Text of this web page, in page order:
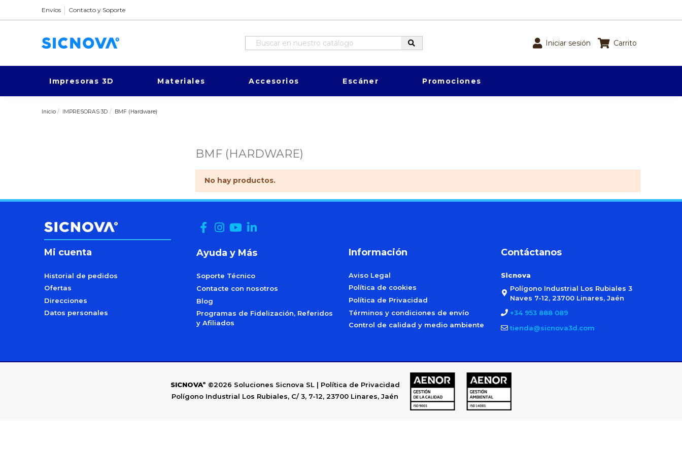
Envíos Contacto y Soporte
Iniciar sesión Carrito
Impresoras 3D Materiales Accesorios Escáner Promociones
Inicio IMPRESORAS 3D BMF (Hardware)
BMF (HARDWARE)
No hay productos.
Mi cuenta
Historial de pedidos
Ofertas
Direcciones
Datos personales
Ayuda y Más
Soporte Técnico
Contacte con nosotros
Blog
Programas de Fidelización, Referidos
y Afiliados
Información
Aviso Legal
Política de cookies
Política de Privacidad
Términos y condiciones de envío
Control de calidad y medio ambiente
Contáctanos
Sicnova
Polígono Industrial Los Rubiales 3
Naves 7-12, 23700 Linares, Jaén
+34 953 888 089
tienda@sicnova3d.com
SICNOVAº ©2026 Soluciones Sicnova SL | Política de Privacidad
Polígono Industrial Los Rubiales, C/ 3, 7-12, 23700 Linares, Jaén